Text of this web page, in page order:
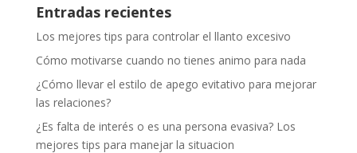
Entradas recientes
Los mejores tips para controlar el llanto excesivo
Cómo motivarse cuando no tienes animo para nada
¿Cómo llevar el estilo de apego evitativo para mejorar
las relaciones?
¿Es falta de interés o es una persona evasiva? Los
mejores tips para manejar la situacion